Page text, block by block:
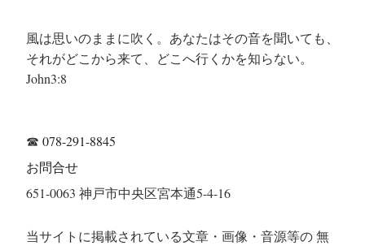
風は思いのままに吹く。あなたはその音を聞いても、
それがどこから来て、どこへ行くかを知らない。
John3:8
☎ 078-291-8845
お問合せ
651-0063 神戸市中央区宮本通5-4-16
当サイトに掲載されている文章・画像・音源等の 無